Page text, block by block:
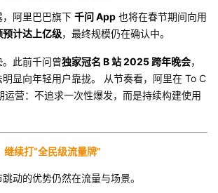
阿里巴巴旗下 千问 App 也将在春节期间向用
预计达上亿级，最终规模仍在确认中。
此前千问曾独家冠名 B 站 2025 跨年晚会，
显向年轻用户靠拢。 从节奏看，阿里在 To C
运营：不追求一次性爆发，而是持续构建使用
续打“全民级流量牌”
动的优势仍然在流量与场景。